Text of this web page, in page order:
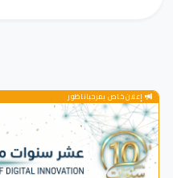
إعلان خاص بمرحباناظور